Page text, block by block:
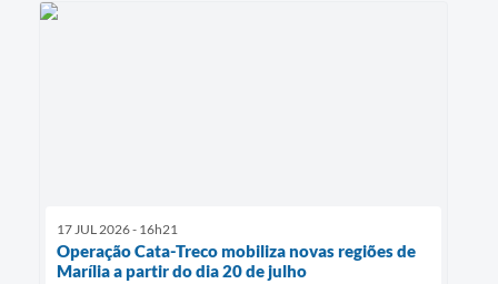
17 JUL 2026 - 16h21
Operação Cata-Treco mobiliza novas regiões de
Marília a partir do dia 20 de julho